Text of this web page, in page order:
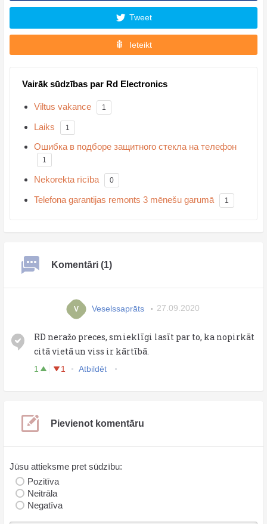
Tweet
Ieteikt
Vairāk sūdzības par Rd Electronics
Viltus vakance 1
Laiks 1
Ошибка в подборе защитного стекла на телефон
1
Nekorekta rīcība 0
Telefona garantijas remonts 3 mēnešu garumā 1
Komentāri (1)
V Veselssaprāts 27.09.2020
RD neražo preces, smieklīgi lasīt par to, ka nopirkāt
citā vietā un viss ir kārtībā.
1 1 Atbildēt
Pievienot komentāru
Jūsu attieksme pret sūdzību:
Pozitīva
Neitrāla
Negatīva